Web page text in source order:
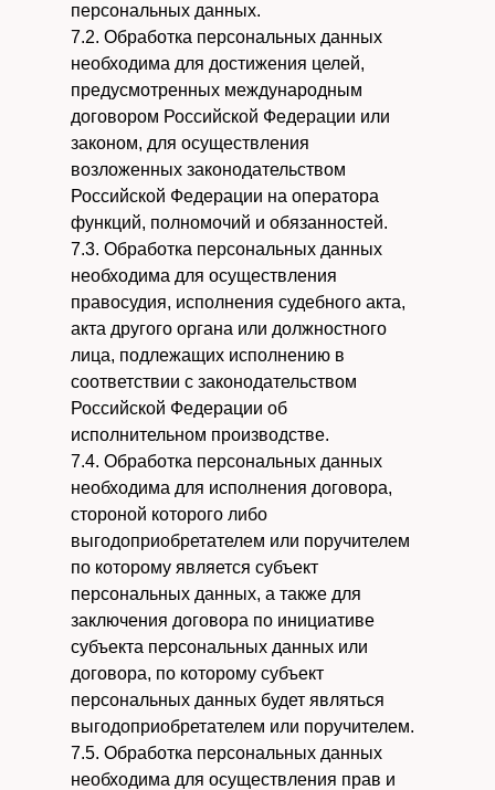
персональных данных.
7.2. Обработка персональных данных
необходима для достижения целей,
предусмотренных международным
договором Российской Федерации или
законом, для осуществления
возложенных законодательством
Российской Федерации на оператора
функций, полномочий и обязанностей.
7.3. Обработка персональных данных
необходима для осуществления
правосудия, исполнения судебного акта,
акта другого органа или должностного
лица, подлежащих исполнению в
соответствии с законодательством
Российской Федерации об
исполнительном производстве.
7.4. Обработка персональных данных
необходима для исполнения договора,
стороной которого либо
выгодоприобретателем или поручителем
по которому является субъект
персональных данных, а также для
заключения договора по инициативе
субъекта персональных данных или
договора, по которому субъект
персональных данных будет являться
выгодоприобретателем или поручителем.
7.5. Обработка персональных данных
необходима для осуществления прав и